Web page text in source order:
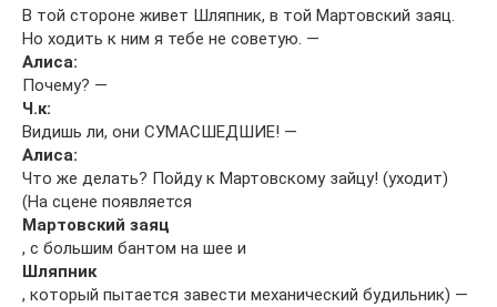
В той стороне живет Шляпник, в той Мартовский заяц.
Но ходить к ним я тебе не советую. —
Алиса:
Почему? —
Ч.к:
Видишь ли, они СУМАСШЕДШИЕ! —
Алиса:
Что же делать? Пойду к Мартовскому зайцу! (уходит)
(На сцене появляется
Мартовский заяц
, с большим бантом на шее и
Шляпник
, который пытается завести механический будильник) —